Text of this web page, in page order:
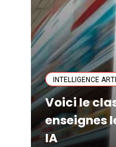
INTELLIGENCE
Voici le
enseignes
IA